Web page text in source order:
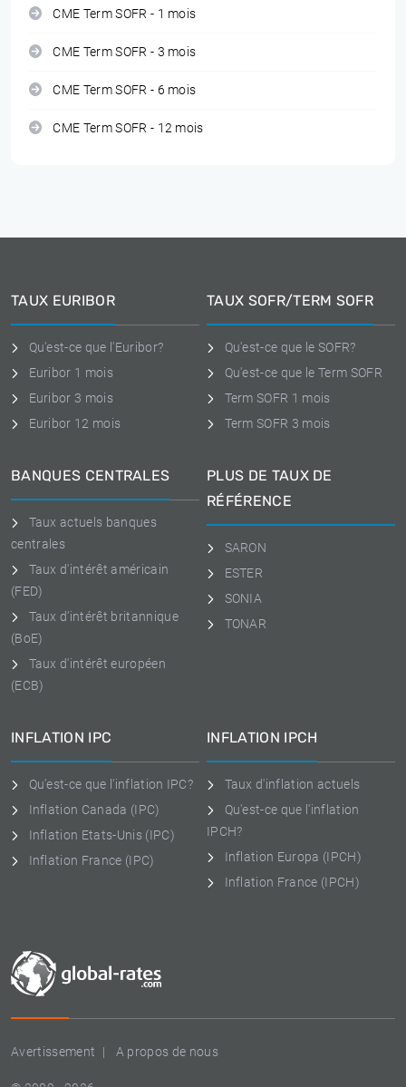
CME Term SOFR - 1 mois
CME Term SOFR - 3 mois
CME Term SOFR - 6 mois
CME Term SOFR - 12 mois
Avertissement A propos de nous
TAUX EURIBOR
Qu'est-ce que l'Euribor?
Euribor 1 mois
Euribor 3 mois
Euribor 12 mois
TAUX SOFR/TERM SOFR
Qu'est-ce que le SOFR?
Qu'est-ce que le Term SOFR
Term SOFR 1 mois
Term SOFR 3 mois
BANQUES CENTRALES
Taux actuels banques
centrales
Taux d'intérêt américain
(FED)
Taux d'intérêt britannique
(BoE)
Taux d'intérêt européen
(ECB)
PLUS DE TAUX DE
RÉFÉRENCE
SARON
ESTER
SONIA
TONAR
INFLATION IPC
Qu'est-ce que l'inflation IPC?
Inflation Canada (IPC)
Inflation Etats-Unis (IPC)
Inflation France (IPC)
INFLATION IPCH
Taux d'inflation actuels
Qu'est-ce que l'inflation
IPCH?
Inflation Europa (IPCH)
Inflation France (IPCH)